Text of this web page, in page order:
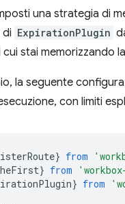
una strategia di
di ExpirationPlugin
stai memorizzando
la seguente
con limiti
} from
} from
} from